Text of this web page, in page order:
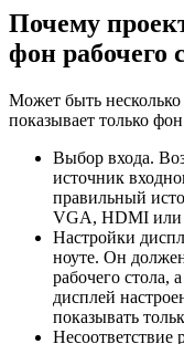
Почему
фон рабочего
Может быть
показывает только
Выбор входа.
источник
правильный
VGA, HDMI
Настройки
ноуте. Он
рабочего стола,
дисплей
показывать
Несоответствие